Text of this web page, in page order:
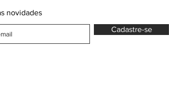
novidades
Cadastre-se